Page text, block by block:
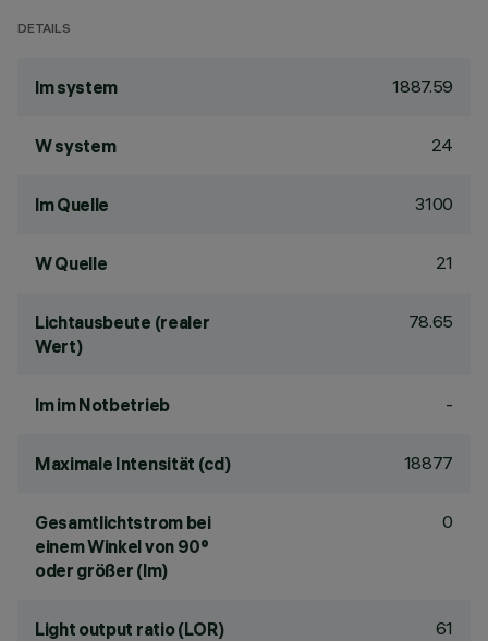
DETAILS
lm system 1887.59
W system 24
lm Quelle 3100
W Quelle 21
Lichtausbeute (realer
Wert)
78.65
lm im Notbetrieb -
Maximale Intensität (cd) 18877
Gesamtlichtstrom bei
einem Winkel von 90°
oder größer (lm)
0
Light output ratio (LOR) 61